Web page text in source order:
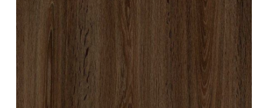
Contáctanos